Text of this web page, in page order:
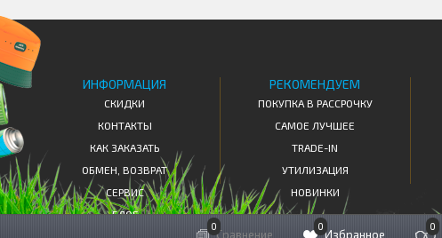
ИНФОРМАЦИЯ
СКИДКИ
КОНТАКТЫ
КАК ЗАКАЗАТЬ
ОБМЕН, ВОЗВРАТ
СЕРВИС
БЛОГ
РЕКОМЕНДУЕМ
ПОКУПКА В РАССРОЧКУ
САМОЕ ЛУЧШЕЕ
TRADE-IN
УТИЛИЗАЦИЯ
НОВИНКИ
0
Сравнение
0
Избранное
0